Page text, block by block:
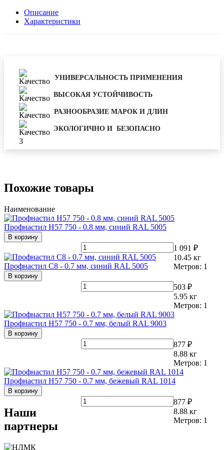
Описание
Характеристики
УНИВЕРСАЛЬНОСТЬ ПРИМЕНЕНИЯ
ВЫСОКАЯ УСТОЙЧИВОСТЬ
РАЗНООБРАЗИЕ МАРОК И ДЛИН
ЭКОЛОГИЧНО И БЕЗОПАСНО
Похожие товары
Наименование
Профнастил Н57 750 - 0.8 мм, синий RAL 5005
В корзину
1 091 ₽
10.45 кг
Метров: 1
Профнастил С8 - 0.7 мм, синий RAL 5005
В корзину
503 ₽
5.95 кг
Метров: 1
Профнастил Н57 750 - 0.7 мм, белый RAL 9003
В корзину
877 ₽
8.88 кг
Метров: 1
Профнастил Н57 750 - 0.7 мм, бежевый RAL 1014
В корзину
877 ₽
8.88 кг
Метров: 1
Наши
партнеры